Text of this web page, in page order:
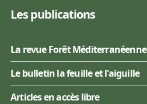
Les publications
La revue Forêt Méditerranéenne
Le bulletin la feuille et l'aiguille
Articles en accès libre